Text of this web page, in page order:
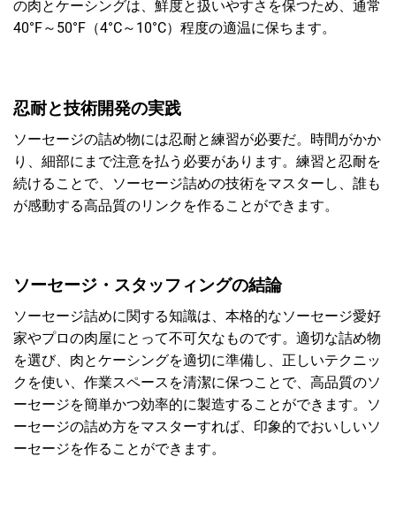
の肉とケーシングは、鮮度と扱いやすさを保つため、通常
40°F～50°F（4°C～10°C）程度の適温に保ちます。
忍耐と技術開発の実践
ソーセージの詰め物には忍耐と練習が必要だ。時間がかか
り、細部にまで注意を払う必要があります。練習と忍耐を
続けることで、ソーセージ詰めの技術をマスターし、誰も
が感動する高品質のリンクを作ることができます。
ソーセージ・スタッフィングの結論
ソーセージ詰めに関する知識は、本格的なソーセージ愛好
家やプロの肉屋にとって不可欠なものです。適切な詰め物
を選び、肉とケーシングを適切に準備し、正しいテクニッ
クを使い、作業スペースを清潔に保つことで、高品質のソ
ーセージを簡単かつ効率的に製造することができます。ソ
ーセージの詰め方をマスターすれば、印象的でおいしいソ
ーセージを作ることができます。